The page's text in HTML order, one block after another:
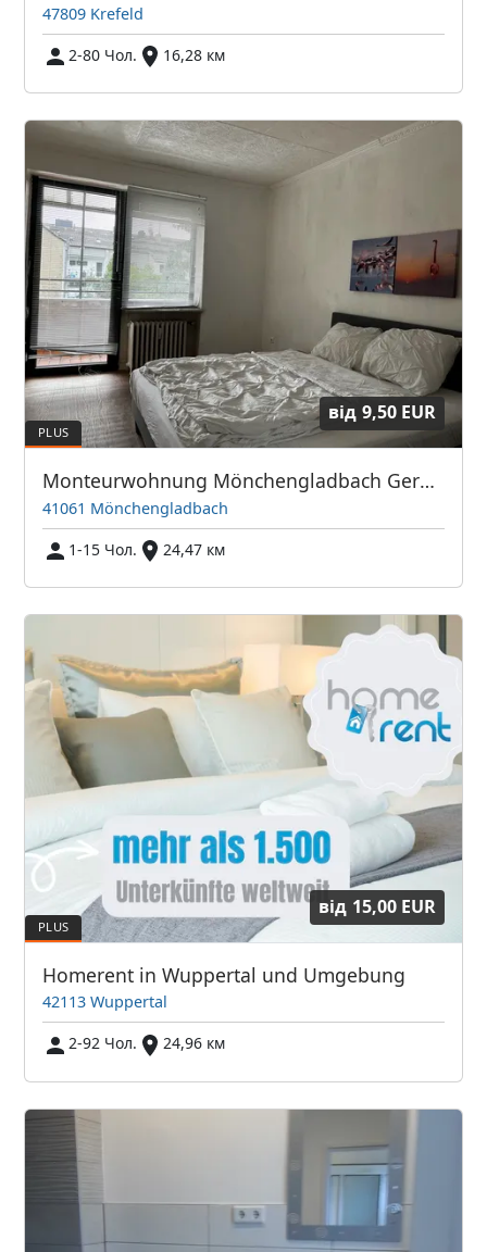
47809 Krefeld
2-80 Чол.
16,28 км
від 9,50 EUR
Monteurwohnung Mönchengladbach Geroweiher
41061 Mönchengladbach
1-15 Чол.
24,47 км
від 15,00 EUR
Homerent in Wuppertal und Umgebung
42113 Wuppertal
2-92 Чол.
24,96 км